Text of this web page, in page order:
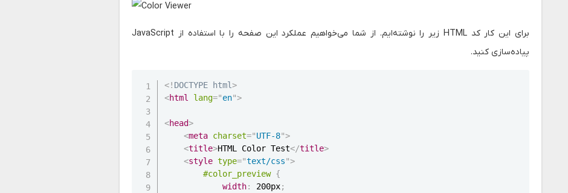
برای این کار کد HTML زیر را نوشته‌ایم. از شما می‌خواهیم عملکرد این صفحه را با استفاده از JavaScript
پیاده‌سازی کنید.
<! DOCTYPE html>
<html lang="en">
<head>
<meta charset="UTF-8">
<title>HTML Color Test</title>
<style type="text/css">
#color_preview {
width: 200px;